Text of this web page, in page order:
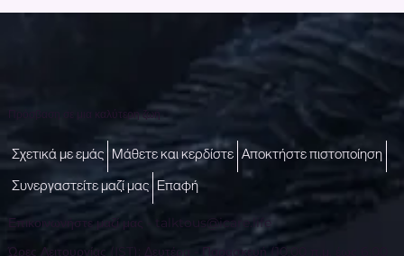
Πρόσβαση σε μια καλύτερη ζωή
Επικοινωνήστε μαζί μας - talktous@icare.life
Σχετικά με εμάς Μάθετε και κερδίστε Αποκτήστε πιστοποίηση
Συνεργαστείτε μαζί μας Επαφή
Ώρες Λειτουργίας (IST): Δευτέρα - Παρασκευή (10:00 π.μ. έως 6:00